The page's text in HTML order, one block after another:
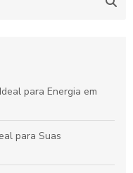
para Energia em
para Suas